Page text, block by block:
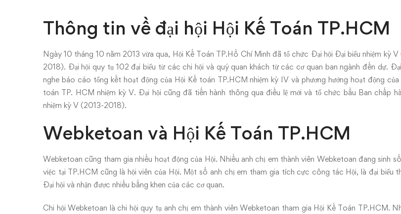
nhiệm
kỳ
V
của
Hội
Kế
Toán
TP.HCM
Thông tin về đại hội Hội Kế Toán TP.HCM
Ngày 10 tháng 10 năm 2013 vừa qua, Hội Kế Toán TP.Hồ Chí Minh đã tổ chức Đại hội Đại biểu nhiệm kỳ
2018). Đại hội quy tụ 102 đại biểu từ các chi hội và quý quan khách từ các cơ quan ban ngành đến dự.
nghe báo cáo tổng kết hoạt động của Hội Kế toán TP.HCM nhiệm kỳ IV và phương hướng hoạt động của
toán TP. HCM nhiệm kỳ V. Đại hội cũng đã tiến hành thông qua điều lệ mới và tổ chức bầu Ban chấp
nhiệm kỳ V (2013-2018).
Webketoan và Hội Kế Toán TP.HCM
Webketoan cũng tham gia nhiều hoạt động của Hội. Nhiều anh chị em thành viên Webketoan đang sinh
việc tại TP.HCM cũng là hội viên của Hội. Một số anh chị em tham gia tích cực công tác Hội, là đại biểu
Đại hội và nhận được nhiều bằng khen của các cơ quan.
Chi hội Webketoan là chi hội quy tụ anh chị em thành viên Webketoan tham gia Hội Kế Toán TP.HCM.